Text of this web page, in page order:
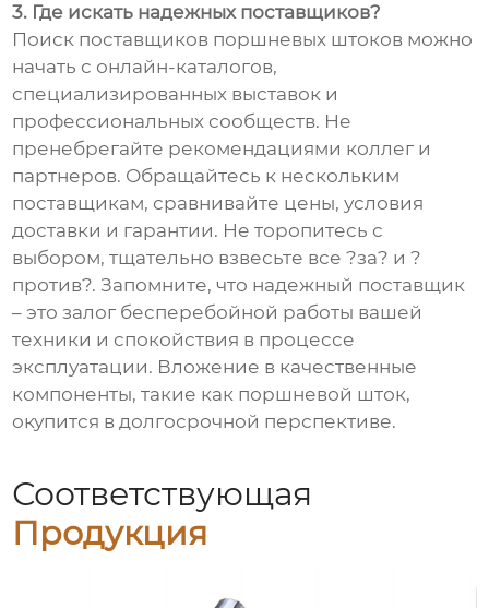
3. Где искать надежных поставщиков?
Поиск поставщиков поршневых штоков можно
начать с онлайн-каталогов,
специализированных выставок и
профессиональных сообществ. Не
пренебрегайте рекомендациями коллег и
партнеров. Обращайтесь к нескольким
поставщикам, сравнивайте цены, условия
доставки и гарантии. Не торопитесь с
выбором, тщательно взвесьте все ?за? и ?
против?. Запомните, что надежный поставщик
– это залог бесперебойной работы вашей
техники и спокойствия в процессе
эксплуатации. Вложение в качественные
компоненты, такие как поршневой шток,
окупится в долгосрочной перспективе.
Соответствующая
Продукция